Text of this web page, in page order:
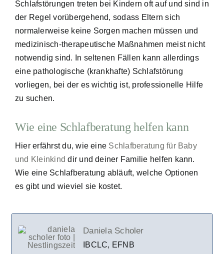
Schlafstörungen treten bei Kindern oft auf und sind in
der Regel vorübergehend, sodass Eltern sich
normalerweise keine Sorgen machen müssen und
medizinisch-therapeutische Maßnahmen meist nicht
notwendig sind. In seltenen Fällen kann allerdings
eine pathologische (krankhafte) Schlafstörung
vorliegen, bei der es wichtig ist, professionelle Hilfe
zu suchen.
Wie eine Schlafberatung helfen kann
Hier erfährst du, wie eine Schlafberatung für Baby
und Kleinkind dir und deiner Familie helfen kann.
Wie eine Schlafberatung abläuft, welche Optionen
es gibt und wieviel sie kostet.
Daniela Scholer
IBCLC, EFNB